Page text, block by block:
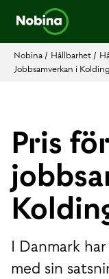
Nobina / Hållbarhet /
Jobbsamverkan i Kolding
Pris för
I Danmark
med sin